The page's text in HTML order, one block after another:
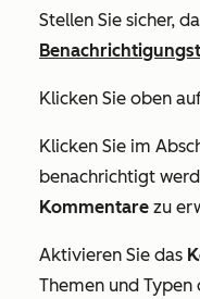
Stellen Sie sicher,
Klicken Sie oben
Klicken Sie im
benachrichtigt
Kommentare zu
Aktivieren Sie das
Themen und